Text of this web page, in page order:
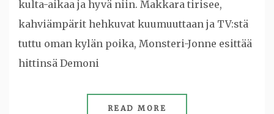
kulta-aikaa ja hyvä niin. Makkara tirisee,
kahviämpärit hehkuvat kuumuuttaan ja TV:stä
tuttu oman kylän poika, Monsteri-Jonne esittää
hittinsä Demoni
READ MORE